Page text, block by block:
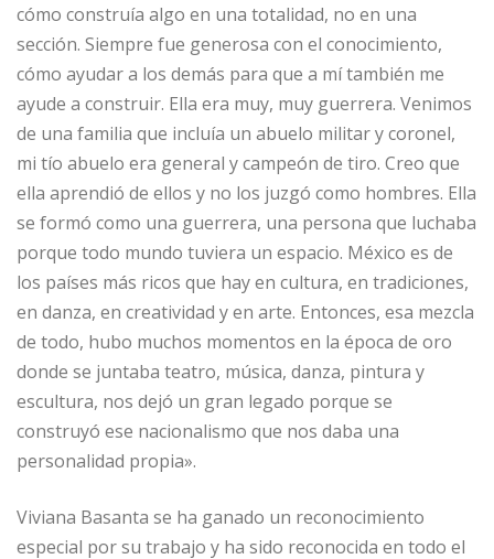
cómo construía algo en una totalidad, no en una
sección. Siempre fue generosa con el conocimiento,
cómo ayudar a los demás para que a mí también me
ayude a construir. Ella era muy, muy guerrera. Venimos
de una familia que incluía un abuelo militar y coronel,
mi tío abuelo era general y campeón de tiro. Creo que
ella aprendió de ellos y no los juzgó como hombres. Ella
se formó como una guerrera, una persona que luchaba
porque todo mundo tuviera un espacio. México es de
los países más ricos que hay en cultura, en tradiciones,
en danza, en creatividad y en arte. Entonces, esa mezcla
de todo, hubo muchos momentos en la época de oro
donde se juntaba teatro, música, danza, pintura y
escultura, nos dejó un gran legado porque se
construyó ese nacionalismo que nos daba una
personalidad propia».
Viviana Basanta se ha ganado un reconocimiento
especial por su trabajo y ha sido reconocida en todo el